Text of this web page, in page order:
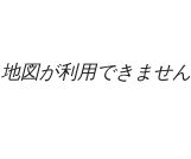
地図が利用できません